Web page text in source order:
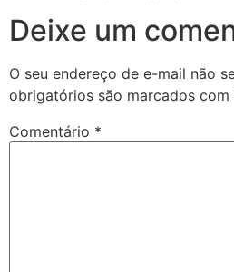
Deixe um
O seu endereço de e-mail não
obrigatórios são marcados com
Comentário *